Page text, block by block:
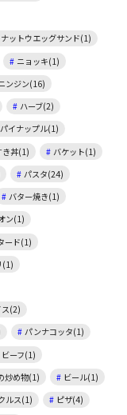
ナットウエッグサンド(1)
ニョッキ(1)
ンジン(16)
ハーブ(2)
パイナップル(1)
き丼(1)
バケット(1)
パスタ(24)
バター焼き(1)
ン(1)
ード(1)
(1)
ス(2)
パンナコッタ(1)
ビーフ(1)
炒め物(1)
ビール(1)
ルス(1)
ピザ(4)